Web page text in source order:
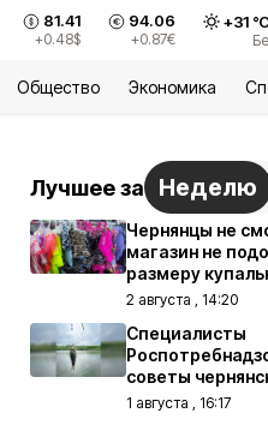
81.41
+0.48$
94.06
+0.87€
+31
Общество Экономика
Лучшее за Неделю
Чернянцы не
магазин не
размеру
2 августа , 14:20
Специалисты
советы
1 августа , 16:17